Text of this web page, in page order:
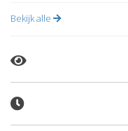
Bekijk alle